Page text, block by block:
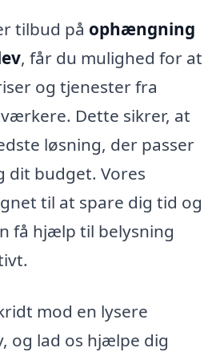
tilbud på ophængning
, får du mulighed for at
og tjenester fra
Dette sikrer, at
løsning, der passer
dit budget. Vores
til at spare dig tid og
få hjælp til belysning
mod en lysere
og lad os hjælpe dig